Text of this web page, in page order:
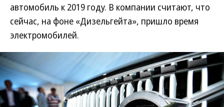
автомобиль к 2019 году. В компании считают, что
сейчас, на фоне «Дизельгейта», пришло время
электромобилей.